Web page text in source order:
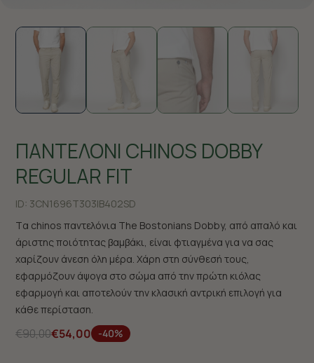
ΠΑΝΤΕΛΟΝΙ CHINOS DOBBY
REGULAR FIT
ID: 3CN1696T303|B402SD
Tα chinos παντελόνια The Bostonians Dobby, από απαλό και
άριστης ποιότητας βαμβάκι, είναι φτιαγμένα για να σας
χαρίζουν άνεση όλη μέρα. Χάρη στη σύνθεσή τους,
εφαρμόζουν άψογα στο σώμα από την πρώτη κιόλας
εφαρμογή και αποτελούν την κλασική αντρική επιλογή για
κάθε περίσταση.
€90,00€54,00 -40%